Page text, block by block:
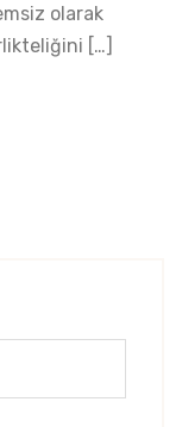
olarak
[…]